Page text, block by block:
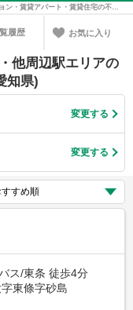
東条（(上記以外の)名古屋市バス）・他周辺駅エリアの賃貸マンション・賃貸アパート・賃貸住宅の不動産情報を検索！不動産賃貸の物件探しは、お部屋探しのエイブル
履歴 お気に入り
他周辺駅エリアの
知県)
変更する
変更する
ス/東条 徒歩4分
東條字砂島